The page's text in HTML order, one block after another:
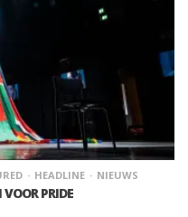
HEADLINE NIEUWS
PRIDE